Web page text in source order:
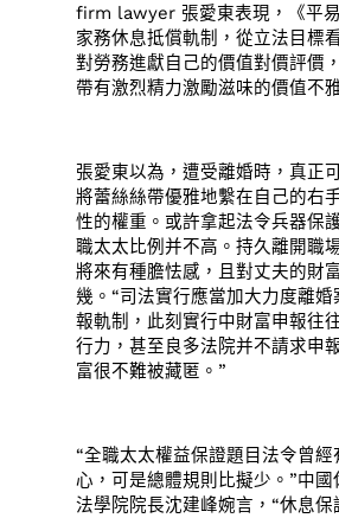
firm lawyer 張愛東表現，《平
家務休息抵償軌制，從立法目標
對勞務進獻自己的價值對價評價
帶有激烈精力激勵滋味的價值不
張愛東以為，遭受離婚時，真正
將蕾絲絲帶優雅地繫在自己的右
性的權重。或許拿起法令兵器保
職太太比例并不高。持久離開職
將來有種膽怯感，且對丈夫的財
幾。“司法實行應當加大力度離婚
報軌制，此刻實行中財富申報往
行力，甚至良多法院并不請求申
富很不難被藏匿。”
“全職太太權益保證題目法令曾經
心，可是總體規則比擬少。”中國
法學院院長沈建峰婉言，“休息保